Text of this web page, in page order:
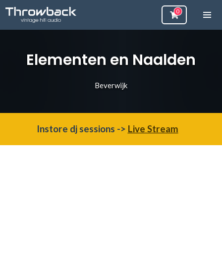
Elementen en Naalden
Beverwijk
Instore dj sessions -> Live Stream